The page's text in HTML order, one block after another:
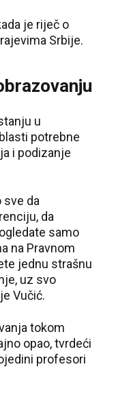
je riječ o
Srbije.
u
potrebne
i podizanje
sve da
da
samo
na Pravnom
jednu strašnu
uz svo
Vučić.
tokom
opao, tvrdeći
profesori